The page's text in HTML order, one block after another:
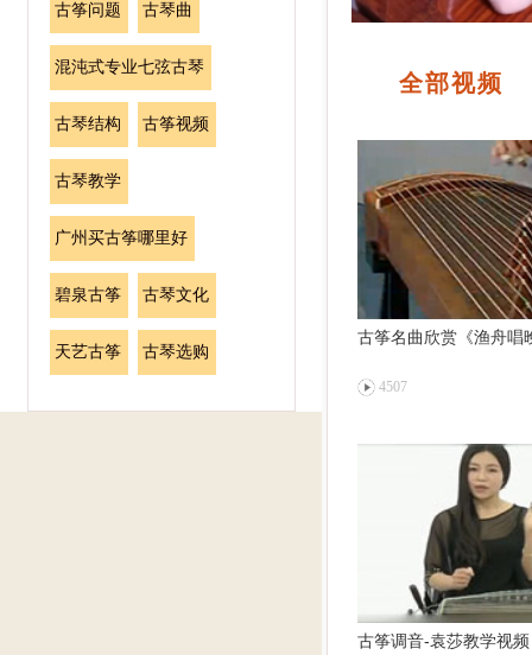
古筝问题 古琴曲
混沌式专业七弦古琴
古琴结构 古筝视频
古琴教学
广州买古筝哪里好
碧泉古筝 古琴文化
天艺古筝 古琴选购
全部视频
古筝名曲欣赏《渔舟唱
4507
古筝调音-袁莎教学视频